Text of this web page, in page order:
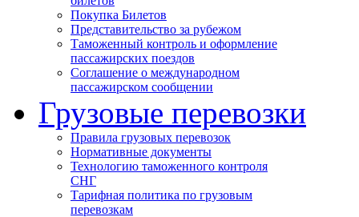
Покупка Билетов
Представительство за рубежом
Таможенный контроль и оформление
пассажирских поездов
Соглашение о международном
пассажирском сообщении
Грузовые перевозки
Правила грузовых перевозок
Нормативные документы
Технологию таможенного контроля
СНГ
Тарифная политика по грузовым
перевозкам